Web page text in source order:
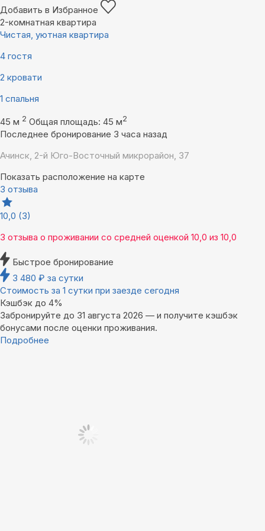
Добавить в Избранное
2-комнатная квартира
Чистая, уютная квартира
4 гостя
2 кровати
1 спальня
45 м 2 Общая площадь: 45 м2
Последнее бронирование 3 часа назад
Ачинск, 2-й Юго-Восточный микрорайон, 37
Показать расположение на карте
3 отзыва
10,0 (3)
3 отзыва о проживании со средней оценкой 10,0 из 10,0
Быстрое бронирование
3 480 ₽ за сутки
Стоимость за 1 сутки при заезде сегодня
Кэшбэк до 4%
Забронируйте до 31 августа 2026 — и получите кэшбэк
бонусами после оценки проживания.
Подробнее